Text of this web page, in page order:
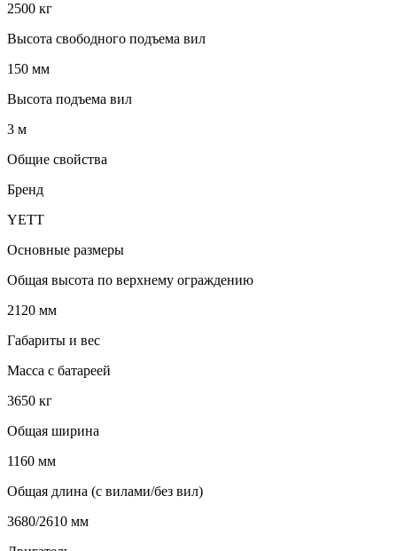
2500 кг
Высота свободного подъема вил
150 мм
Высота подъема вил
3 м
Общие свойства
Бренд
YETT
Основные размеры
Общая высота по верхнему ограждению
2120 мм
Габариты и вес
Масса с батареей
3650 кг
Общая ширина
1160 мм
Общая длина (с вилами/без вил)
3680/2610 мм